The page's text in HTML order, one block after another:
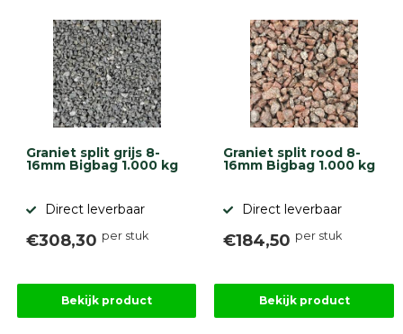
Graniet split grijs 8-
16mm Bigbag 1.000 kg
Direct leverbaar
€308,30 per stuk
Bekijk product
Graniet split rood 8-
16mm Bigbag 1.000 kg
Direct leverbaar
€184,50 per stuk
Bekijk product